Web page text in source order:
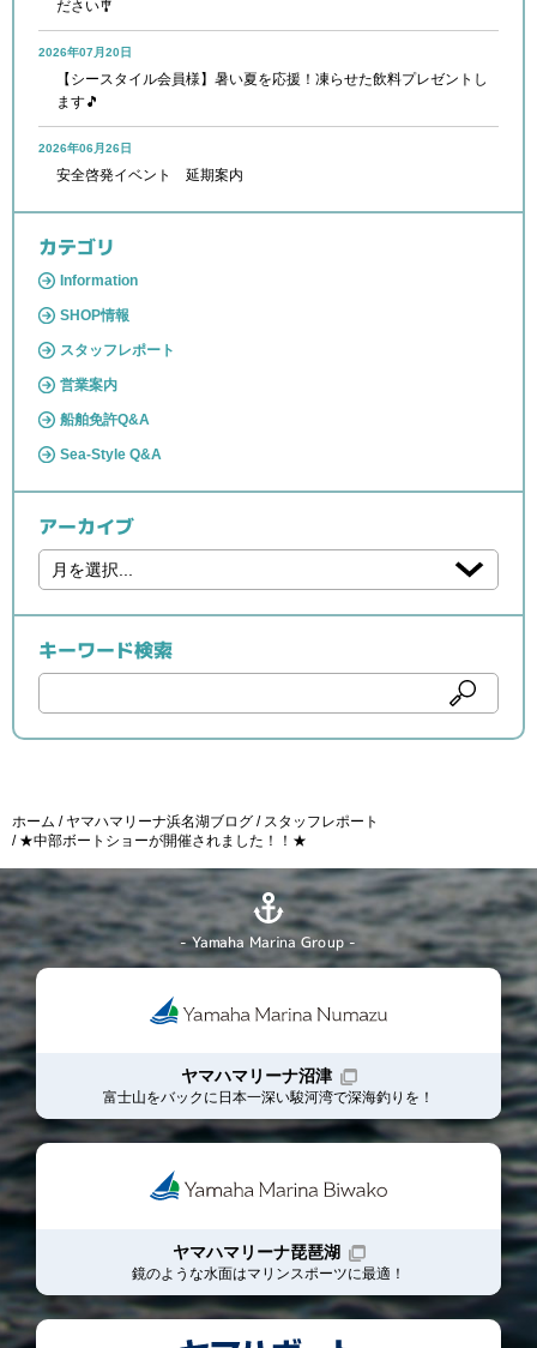
ださい🎐
2026年07月20日
【シースタイル会員様】暑い夏を応援！凍らせた飲料プレゼントし
ます🎵
2026年06月26日
安全啓発イベント 延期案内
カテゴリ
Information
SHOP情報
スタッフレポート
営業案内
船舶免許Q&A
Sea-Style Q&A
アーカイブ
キーワード検索
ホーム ヤマハマリーナ浜名湖ブログ
スタッフレポート
★中部ボートショーが開催されました！！★
- Yamaha Marina Group -
ヤマハマリーナ沼津
富士山をバックに日本一深い駿河湾で深海釣りを！
ヤマハマリーナ琵琶湖
鏡のような水面はマリンスポーツに最適！